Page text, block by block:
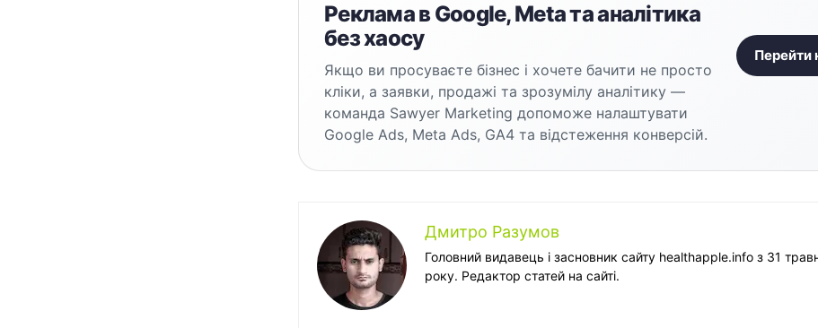
Реклама в Google, Meta та аналітика
без хаосу
Якщо ви просуваєте бізнес і хочете бачити не просто
кліки, а заявки, продажі та зрозумілу аналітику —
команда Sawyer Marketing допоможе налаштувати
Google Ads, Meta Ads, GA4 та відстеження конверсій.
Перейти
Дмитро Разумов
Головний видавець і засновник сайту healthapple.info з 31
року. Редактор статей на сайті.